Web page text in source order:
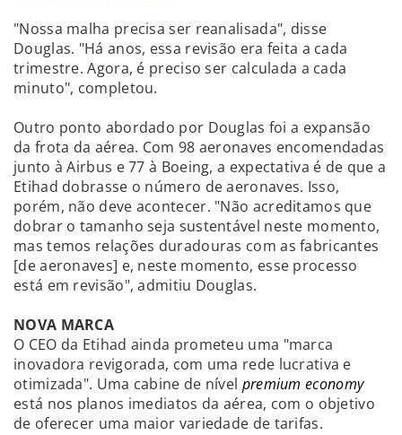
"Nossa malha precisa ser reanalisada", disse
Douglas. "Há anos, essa revisão era feita a cada
trimestre. Agora, é preciso ser calculada a cada
minuto", completou.
Outro ponto abordado por Douglas foi a expansão
da frota da aérea. Com 98 aeronaves encomendadas
junto à Airbus e 77 à Boeing, a expectativa é de que a
Etihad dobrasse o número de aeronaves. Isso,
porém, não deve acontecer. "Não acreditamos que
dobrar o tamanho seja sustentável neste momento,
mas temos relações duradouras com as fabricantes
[de aeronaves] e, neste momento, esse processo
está em revisão", admitiu Douglas.
NOVA MARCA
O CEO da Etihad ainda prometeu uma "marca
inovadora revigorada, com uma rede lucrativa e
otimizada". Uma cabine de nível premium economy
está nos planos imediatos da aérea, com o objetivo
de oferecer uma maior variedade de tarifas.